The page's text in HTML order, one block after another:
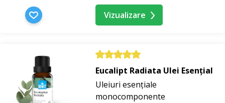
Vizualizare
Eucalipt Radiata Ulei Esențial
Uleiuri esențiale
monocomponente